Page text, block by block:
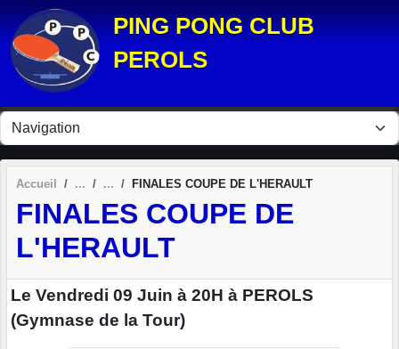
PING PONG CLUB
PEROLS
Accueil FINALES COUPE DE L'HERAULT
FINALES COUPE DE
L'HERAULT
Le Vendredi 09 Juin à 20H à PEROLS
(Gymnase de la Tour)
Panneau de gestion des cookies